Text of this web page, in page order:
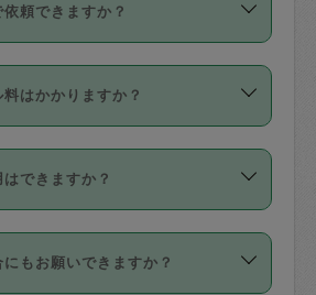
ない場合、損害保険の対象外
々なバックグラウンドの方が
ます。
せる方など様々です。
していますので、各自の得意
ください。
ます。タスカジさんトレーニ
使ったセルフトレーニングの
アルを受け、合格したタスカ
動されています。
ターの講評は１件目のレビュ
細】タスカジさんの登録に際
立した作業時間内での作業に
す。作業範囲は、掃除、洗
中に物を壊したり、人にけが
した場合が対象で、補償金額
、
頼できますか？
現在を起点に3日後（72時間
時から受付可能となっていま
んへ「募集」をかけることが
はかかりますか？
料には、以下の2種類がありま
ンセル（定期、スポット契約
できますか？
用」というメニューはありま
一回のみ」依頼を活用するこ
もお願いできますか？